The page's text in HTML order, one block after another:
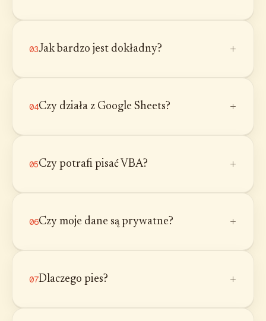
03Jak bardzo jest dokładny? +
04Czy działa z Google Sheets? +
05Czy potrafi pisać VBA? +
06Czy moje dane są prywatne? +
07Dlaczego pies? +